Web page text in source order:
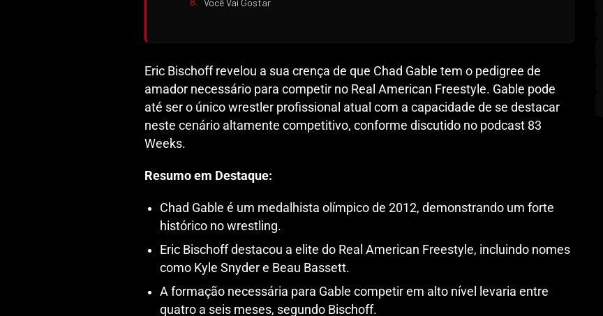
Você Vai Gostar
Eric Bischoff revelou a sua crença de que Chad Gable tem o pedigree de
amador necessário para competir no Real American Freestyle. Gable pode
até ser o único wrestler profissional atual com a capacidade de se destacar
neste cenário altamente competitivo, conforme discutido no podcast 83
Weeks.
Resumo em Destaque:
Chad Gable é um medalhista olímpico de 2012, demonstrando um forte
histórico no wrestling.
Eric Bischoff destacou a elite do Real American Freestyle, incluindo nomes
como Kyle Snyder e Beau Bassett.
A formação necessária para Gable competir em alto nível levaria entre
quatro a seis meses, segundo Bischoff.